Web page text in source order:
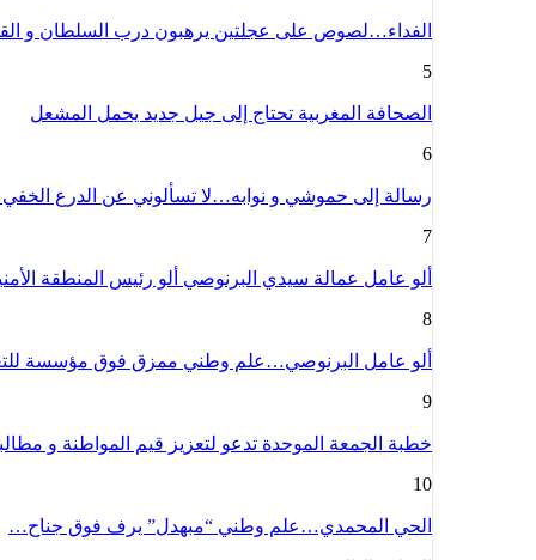
الفداء…لصوص على عجلتين يرهبون درب السلطان و
5
الصحافة المغربية تحتاج إلى جيل جديد يحمل المشعل
6
رسالة إلى حموشي و نوابه…لا تسألوني عن الدرع
7
ألو عامل عمالة سيدي البرنوصي ألو رئيس المنطقة
8
ألو عامل البرنوصي…علم وطني ممزق فوق مؤسسة
9
خطبة الجمعة الموحدة تدعو لتعزيز قيم المواطنة و
10
الحي المحمدي…علم وطني “مبهدل” يرف فوق جناح…